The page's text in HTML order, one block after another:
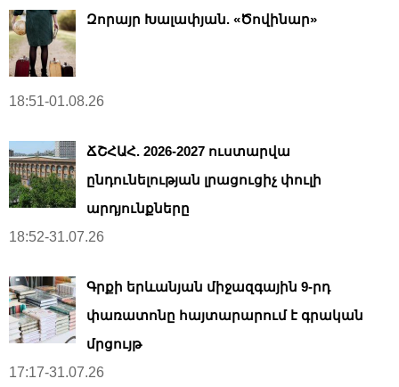
Զորայր Խալափյան. «Ծովինար»
18:51-01.08.26
ՃՇՀԱՀ. 2026-2027 ուստարվա
ընդունելության լրացուցիչ փուլի
արդյունքները
18:52-31.07.26
Գրքի երևանյան միջազգային 9-րդ
փառատոնը հայտարարում է գրական
մրցույթ
17:17-31.07.26